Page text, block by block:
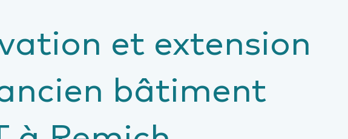
et extension
bâtiment